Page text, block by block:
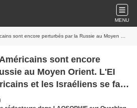
MENU
la Russie au Moyen Orient. L'EI voulu par les Américains et les Israéliens se fait taillé en pièces par la Russie.
sont encore
au Moyen Orient. L'EI
et les Israéliens se fait
la Russie.